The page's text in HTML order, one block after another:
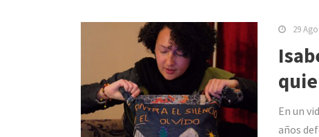
29
En un
años